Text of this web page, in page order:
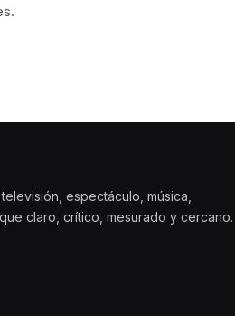
espectáculo, música,
claro, crítico, mesurado y cercano.